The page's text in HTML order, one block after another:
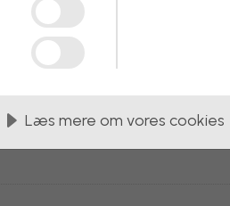
Læs mere om vores cookies